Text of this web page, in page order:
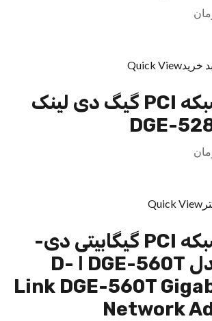
خریدQuick View
کارت شبکه PCI گیگ دی لینک
Quick View
کارت شبکه PCI گیگابیتی دی-
لینک مدل DGE-560T ا D-
Link DGE-560T
Network